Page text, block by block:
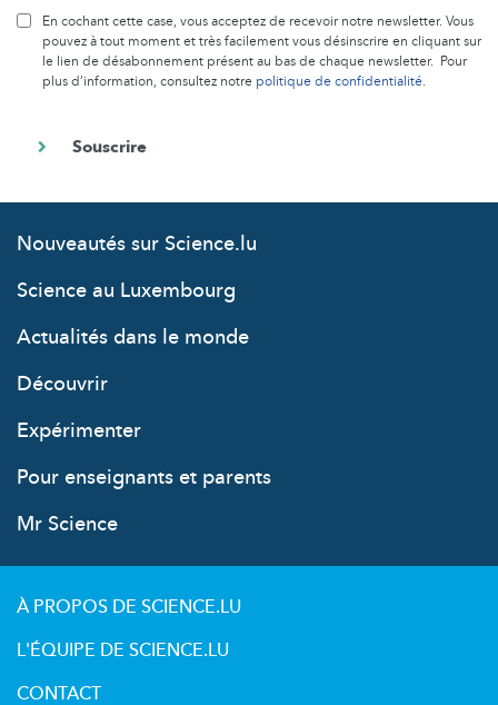
En cochant cette case, vous acceptez de recevoir notre newsletter. Vous
pouvez à tout moment et très facilement vous désinscrire en cliquant sur
le lien de désabonnement présent au bas de chaque newsletter. Pour
plus d’information, consultez notre politique de confidentialité.
Nouveautés sur Science.lu
Science au Luxembourg
Actualités dans le monde
Découvrir
Expérimenter
Pour enseignants et parents
Mr Science
À PROPOS DE SCIENCE.LU
L'ÉQUIPE DE SCIENCE.LU
CONTACT